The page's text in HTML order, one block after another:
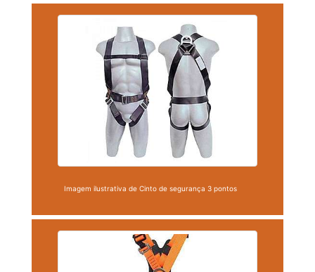
Imagem ilustrativa de Cinto de segurança 3 pontos